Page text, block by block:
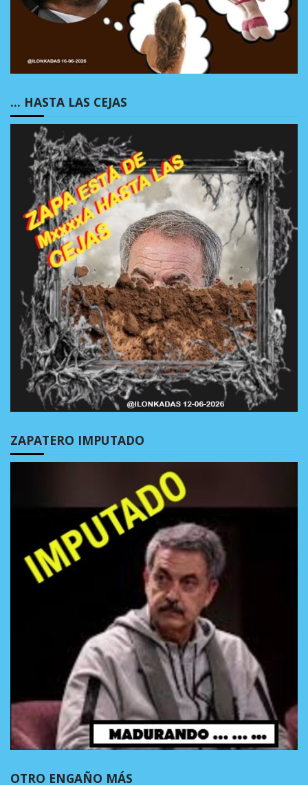
… HASTA LAS CEJAS
ZAPATERO IMPUTADO
OTRO ENGAÑO MÁS